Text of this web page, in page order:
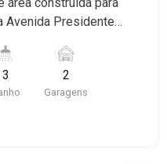
Avenida Presidente
selecionou
3 2
Garagens